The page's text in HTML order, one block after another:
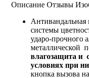
Описание Отзывы
Антивандальная
системы
ударо-прочного
металлической
влагозащита и
условиях при
кнопка вызова